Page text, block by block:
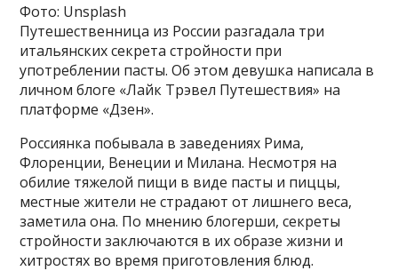
Фото: Unsplash
Путешественница из России разгадала три
итальянских секрета стройности при
употреблении пасты. Об этом девушка написала в
личном блоге «Лайк Трэвел Путешествия» на
платформе «Дзен».
Россиянка побывала в заведениях Рима,
Флоренции, Венеции и Милана. Несмотря на
обилие тяжелой пищи в виде пасты и пиццы,
местные жители не страдают от лишнего веса,
заметила она. По мнению блогерши, секреты
стройности заключаются в их образе жизни и
хитростях во время приготовления блюд.